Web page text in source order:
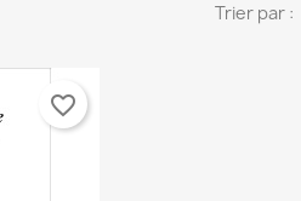
Trier par :
favorite_border